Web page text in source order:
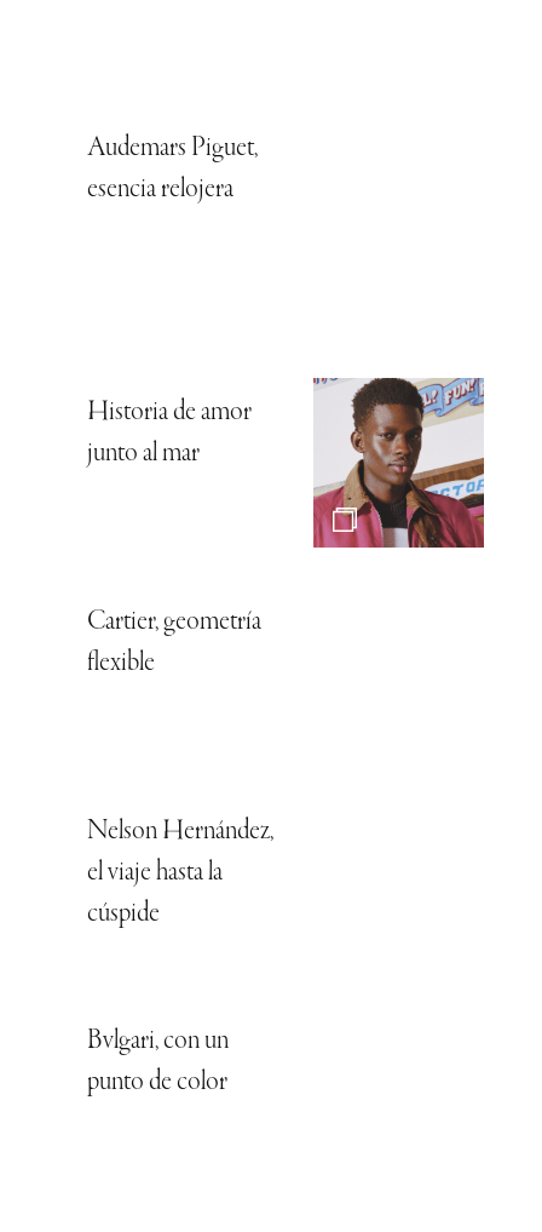
Audemars Piguet,
esencia relojera
Historia de amor
junto al mar
Cartier, geometría
flexible
Nelson Hernández,
el viaje hasta la
cúspide
Bvlgari, con un
punto de color